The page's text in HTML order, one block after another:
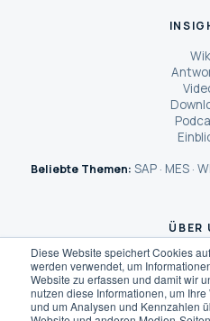
Diese Website speichert Cookies
werden verwendet, um
Website zu erfassen und damit wir
nutzen diese Informationen, um
und um Analysen und Kennzahlen
Beliebte Themen: SAP· MES·
ÜBER
Über Dreher
Wie wir
Unsere
Das sagen